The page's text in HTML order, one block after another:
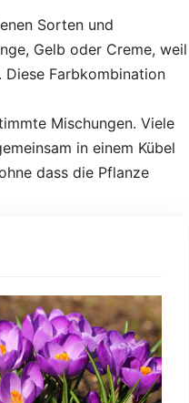
Sorten und
Gelb oder Creme, weil
Diese Farbkombination
Mischungen. Viele
in einem Kübel
dass die Pflanze